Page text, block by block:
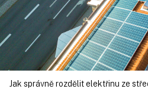
Jak správně rozdělit elektřinu ze